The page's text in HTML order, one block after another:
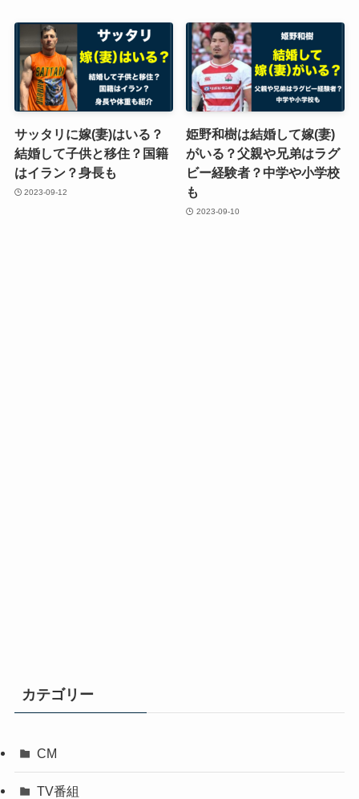
サッタリに嫁(妻)はいる？
結婚して子供と移住？国籍
はイラン？身長も
2023-09-12
姫野和樹は結婚して嫁(妻)
がいる？父親や兄弟はラグ
ビー経験者？中学や小学校
も
2023-09-10
カテゴリー
CM
TV番組